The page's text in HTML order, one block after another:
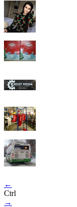
←
Ctrl
→